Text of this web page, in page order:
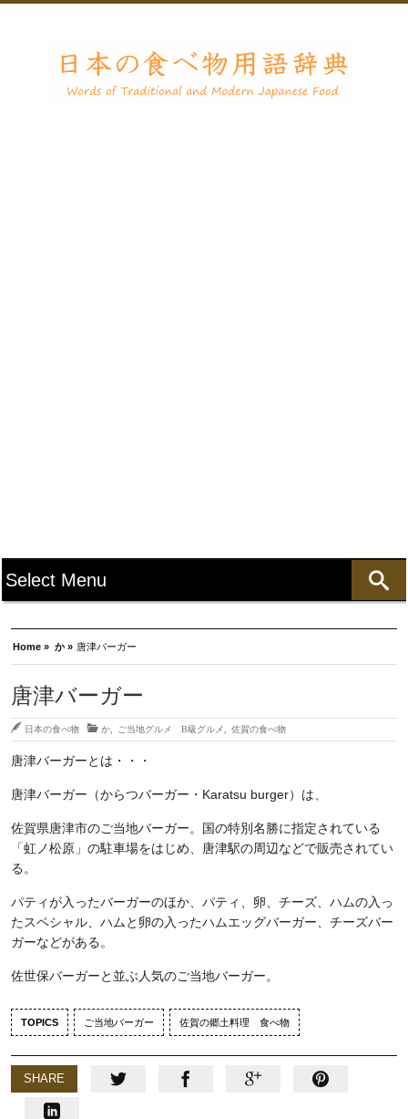
Home » か » 唐津バーガー
唐津バーガー
日本の食べ物 か ご当地グルメ B級グルメ 佐賀の食べ物
唐津バーガーとは・・・
唐津バーガー（からつバーガー・Karatsu burger）は、
佐賀県唐津市のご当地バーガー。国の特別名勝に指定されている
「虹ノ松原」の駐車場をはじめ、唐津駅の周辺などで販売されてい
る。
パティが入ったバーガーのほか、パティ、卵、チーズ、ハムの入っ
たスペシャル、ハムと卵の入ったハムエッグバーガー、チーズバー
ガーなどがある。
佐世保バーガーと並ぶ人気のご当地バーガー。
TOPICS ご当地バーガー 佐賀の郷土料理 食べ物
SHARE